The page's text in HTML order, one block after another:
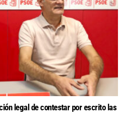
legal de contestar por escrito las